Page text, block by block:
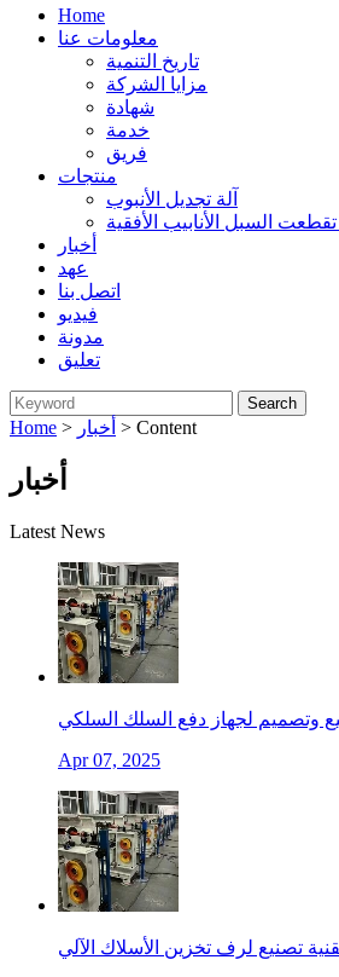
Home
معلومات عنا
تاريخ التنمية
مزايا الشركة
شهادة
خدمة
فريق
منتجات
آلة تجديل الأنبوب
تقطعت السبل الأنابيب الأفقية
أخبار
عهد
اتصل بنا
فيديو
مدونة
تعليق
Home > أخبار > Content
أخبار
Latest News
وتصميم لجهاز دفع السلك السلكي
Apr 07, 2025
تصنيع لرف تخزين الأسلاك الآلي